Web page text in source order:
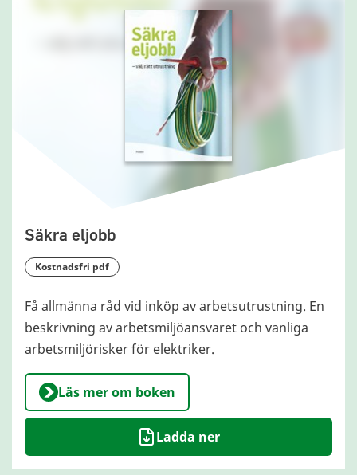
Säkra eljobb
kostnadsfri pdf
Få allmänna råd vid inköp av arbetsutrustning. En
beskrivning av arbetsmiljöansvaret och vanliga
arbetsmiljörisker för elektriker.
Läs mer om boken
Ladda ner